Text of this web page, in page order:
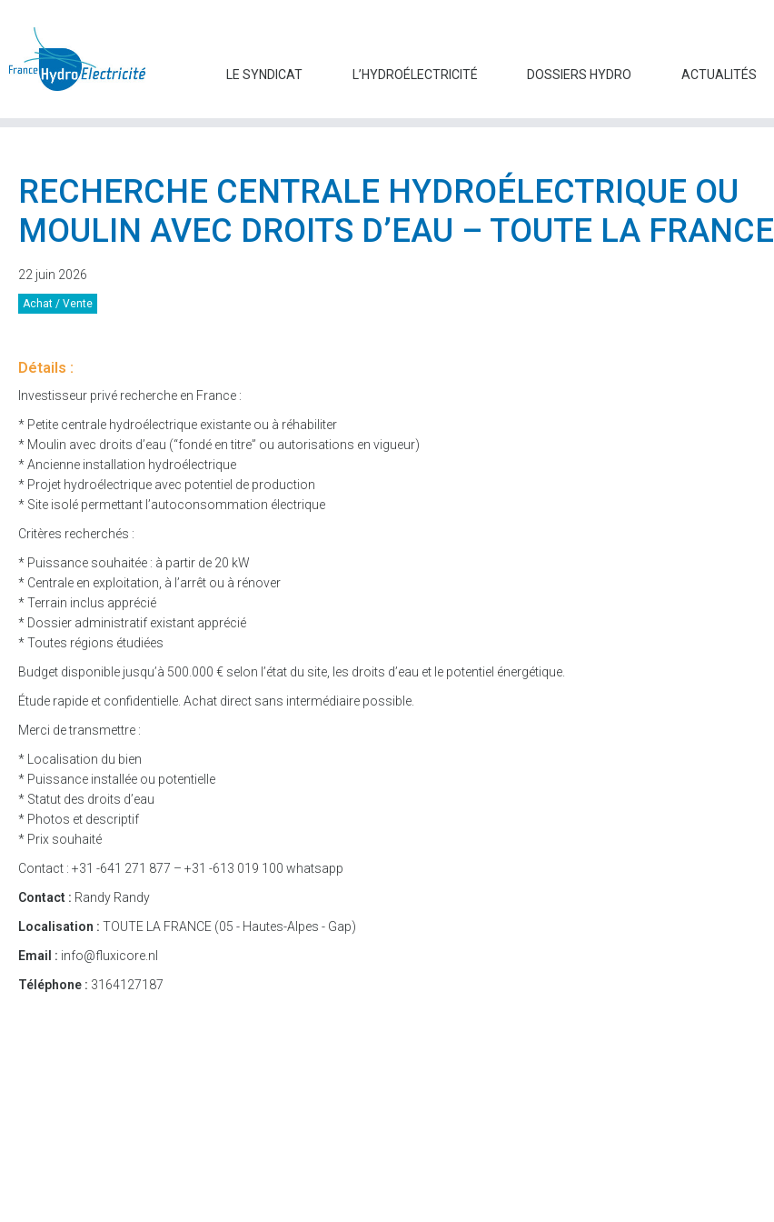
LE SYNDICAT L’HYDROÉLECTRICITÉ DOSSIERS HYDRO ACTUALITÉS
RECHERCHE CENTRALE HYDROÉLECTRIQUE OU
MOULIN AVEC DROITS D’EAU – TOUTE LA FRANCE
22 juin 2026
Achat / Vente
Détails :
Investisseur privé recherche en France :
* Petite centrale hydroélectrique existante ou à réhabiliter
* Moulin avec droits d’eau (“fondé en titre” ou autorisations en vigueur)
* Ancienne installation hydroélectrique
* Projet hydroélectrique avec potentiel de production
* Site isolé permettant l’autoconsommation électrique
Critères recherchés :
* Puissance souhaitée : à partir de 20 kW
* Centrale en exploitation, à l’arrêt ou à rénover
* Terrain inclus apprécié
* Dossier administratif existant apprécié
* Toutes régions étudiées
Budget disponible jusqu’à 500.000 € selon l’état du site, les droits d’eau et le potentiel énergétique.
Étude rapide et confidentielle. Achat direct sans intermédiaire possible.
Merci de transmettre :
* Localisation du bien
* Puissance installée ou potentielle
* Statut des droits d’eau
* Photos et descriptif
* Prix souhaité
Contact : +31 -641 271 877 – +31 -613 019 100 whatsapp
Contact : Randy Randy
Localisation : TOUTE LA FRANCE (05 - Hautes-Alpes - Gap)
Email : info@fluxicore.nl
Téléphone : 3164127187